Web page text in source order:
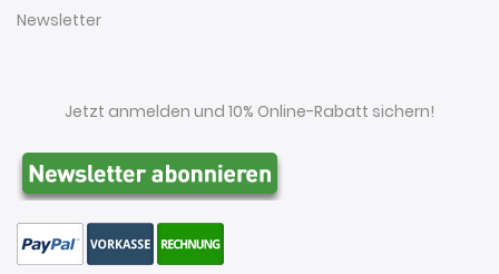
Newsletter
Jetzt anmelden und 10% Online-Rabatt sichern!